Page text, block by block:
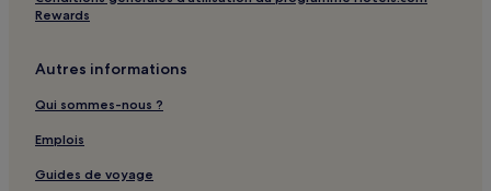
Trassanel : hôtels
Pont-Neuf de Carcassonne : hôtels à proximité
Téléski nautique de Carcassonne : hôtels à proximité
Écluse d’Herminis : hôtels à proximité
Parc du Père Noël : hôtels à proximité
Rewards
Autres informations
Qui sommes-nous ?
Emplois
Guides de voyage